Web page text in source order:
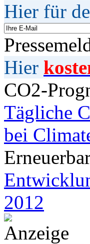
Hier für
Hier
CO2-
Tägliche
bei
2012
Anzeige